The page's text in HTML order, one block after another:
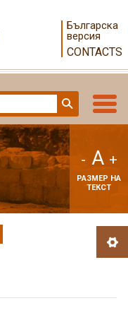
Българска
версия
CONTACTS
- A +
РАЗМЕР НА
ТЕКСТ